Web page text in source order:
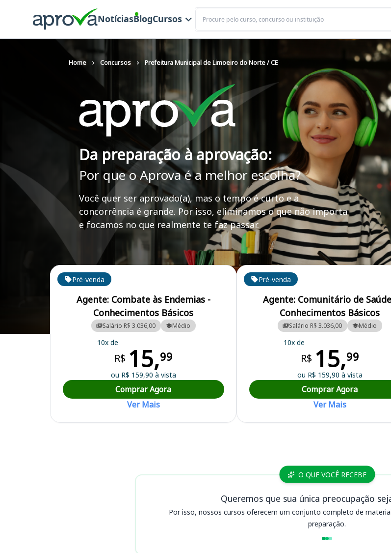
NotíciasBlogCursos
Buscar
Home Concursos Prefeitura Municipal de Limoeiro do Norte / CE
Da preparação à aprovação:
Por que o Aprova é a melhor escolha?
Você quer ser aprovado(a), mas o tempo é curto e a
concorrência é grande. Por isso, eliminamos o que não importa
e focamos no que realmente te faz passar.
Curso Preparatório para o Concurso Prefeitura Municipal de Limoeiro do Norte / CE
Cursos em destaque para passar no concurso
Pré-venda
Agente: Combate às Endemias -
Conhecimentos Básicos
Salário R$ 3.036,00 Médio
10x de
R$ 15,99
ou R$ 159,90 à vista
Comprar Agora
Ver Mais
Pré-venda
Agente: Comunitário de
Conhecimentos Básicos
Salário R$ 3.036,00 Médio
10x de
R$ 15,99
ou R$ 159,90 à vista
Comprar Agora
Ver Mais
O QUE VOCÊ RECEBE
Queremos que sua única preocupação
Por isso, nossos cursos oferecem um conjunto completo de
preparação.